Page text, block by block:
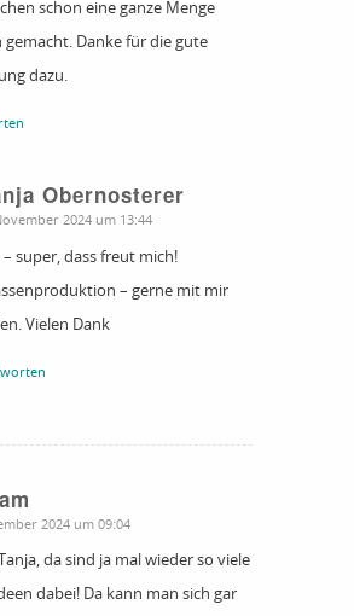
schon eine ganze Menge
gemacht. Danke für die gute
dazu.
Obernosterer
2024 um 13:44
– super, dass freut mich!
– gerne mit mir
Vielen Dank
2024 um 09:04
da sind ja mal wieder so viele
dabei! Da kann man sich gar